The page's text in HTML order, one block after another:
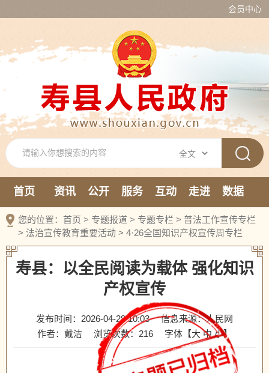
会员中心
首页 资讯 公开 服务 互动 走进
数据
新媒体
您的位置： 首页 > 专题报道 > 专题专栏 > 普法工作宣传专栏
> 法治宣传教育重要活动 > 4·26全国知识产权宣传周专栏
寿县：以全民阅读为载体 强化知识
产权宣传
发布时间：2026-04-28 10:03
信息来源：人民网
作者：戴洁
浏览次数： 216 字体【大 中 小】